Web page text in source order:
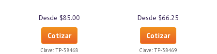
Desde $85.00
Cotizar
Clave: TP-38468
Desde $66.25
Cotizar
Clave: TP-38469